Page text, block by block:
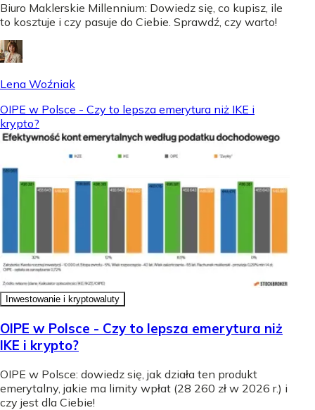
Biuro Maklerskie Millennium: Dowiedz się, co kupisz, ile
to kosztuje i czy pasuje do Ciebie. Sprawdź, czy warto!
Lena Woźniak
OIPE w Polsce - Czy to lepsza emerytura niż IKE i
krypto?
Inwestowanie i kryptowaluty
OIPE w Polsce - Czy to lepsza emerytura niż
IKE i krypto?
OIPE w Polsce: dowiedz się, jak działa ten produkt
emerytalny, jakie ma limity wpłat (28 260 zł w 2026 r.) i
czy jest dla Ciebie!